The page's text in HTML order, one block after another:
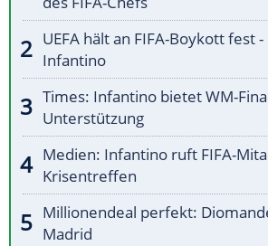
UEFA hält an FIFA-Boykott fest -
Infantino
Times: Infantino bietet WM-
Unterstützung
Medien: Infantino ruft FIFA-
Krisentreffen
Millionendeal perfekt:
Madrid